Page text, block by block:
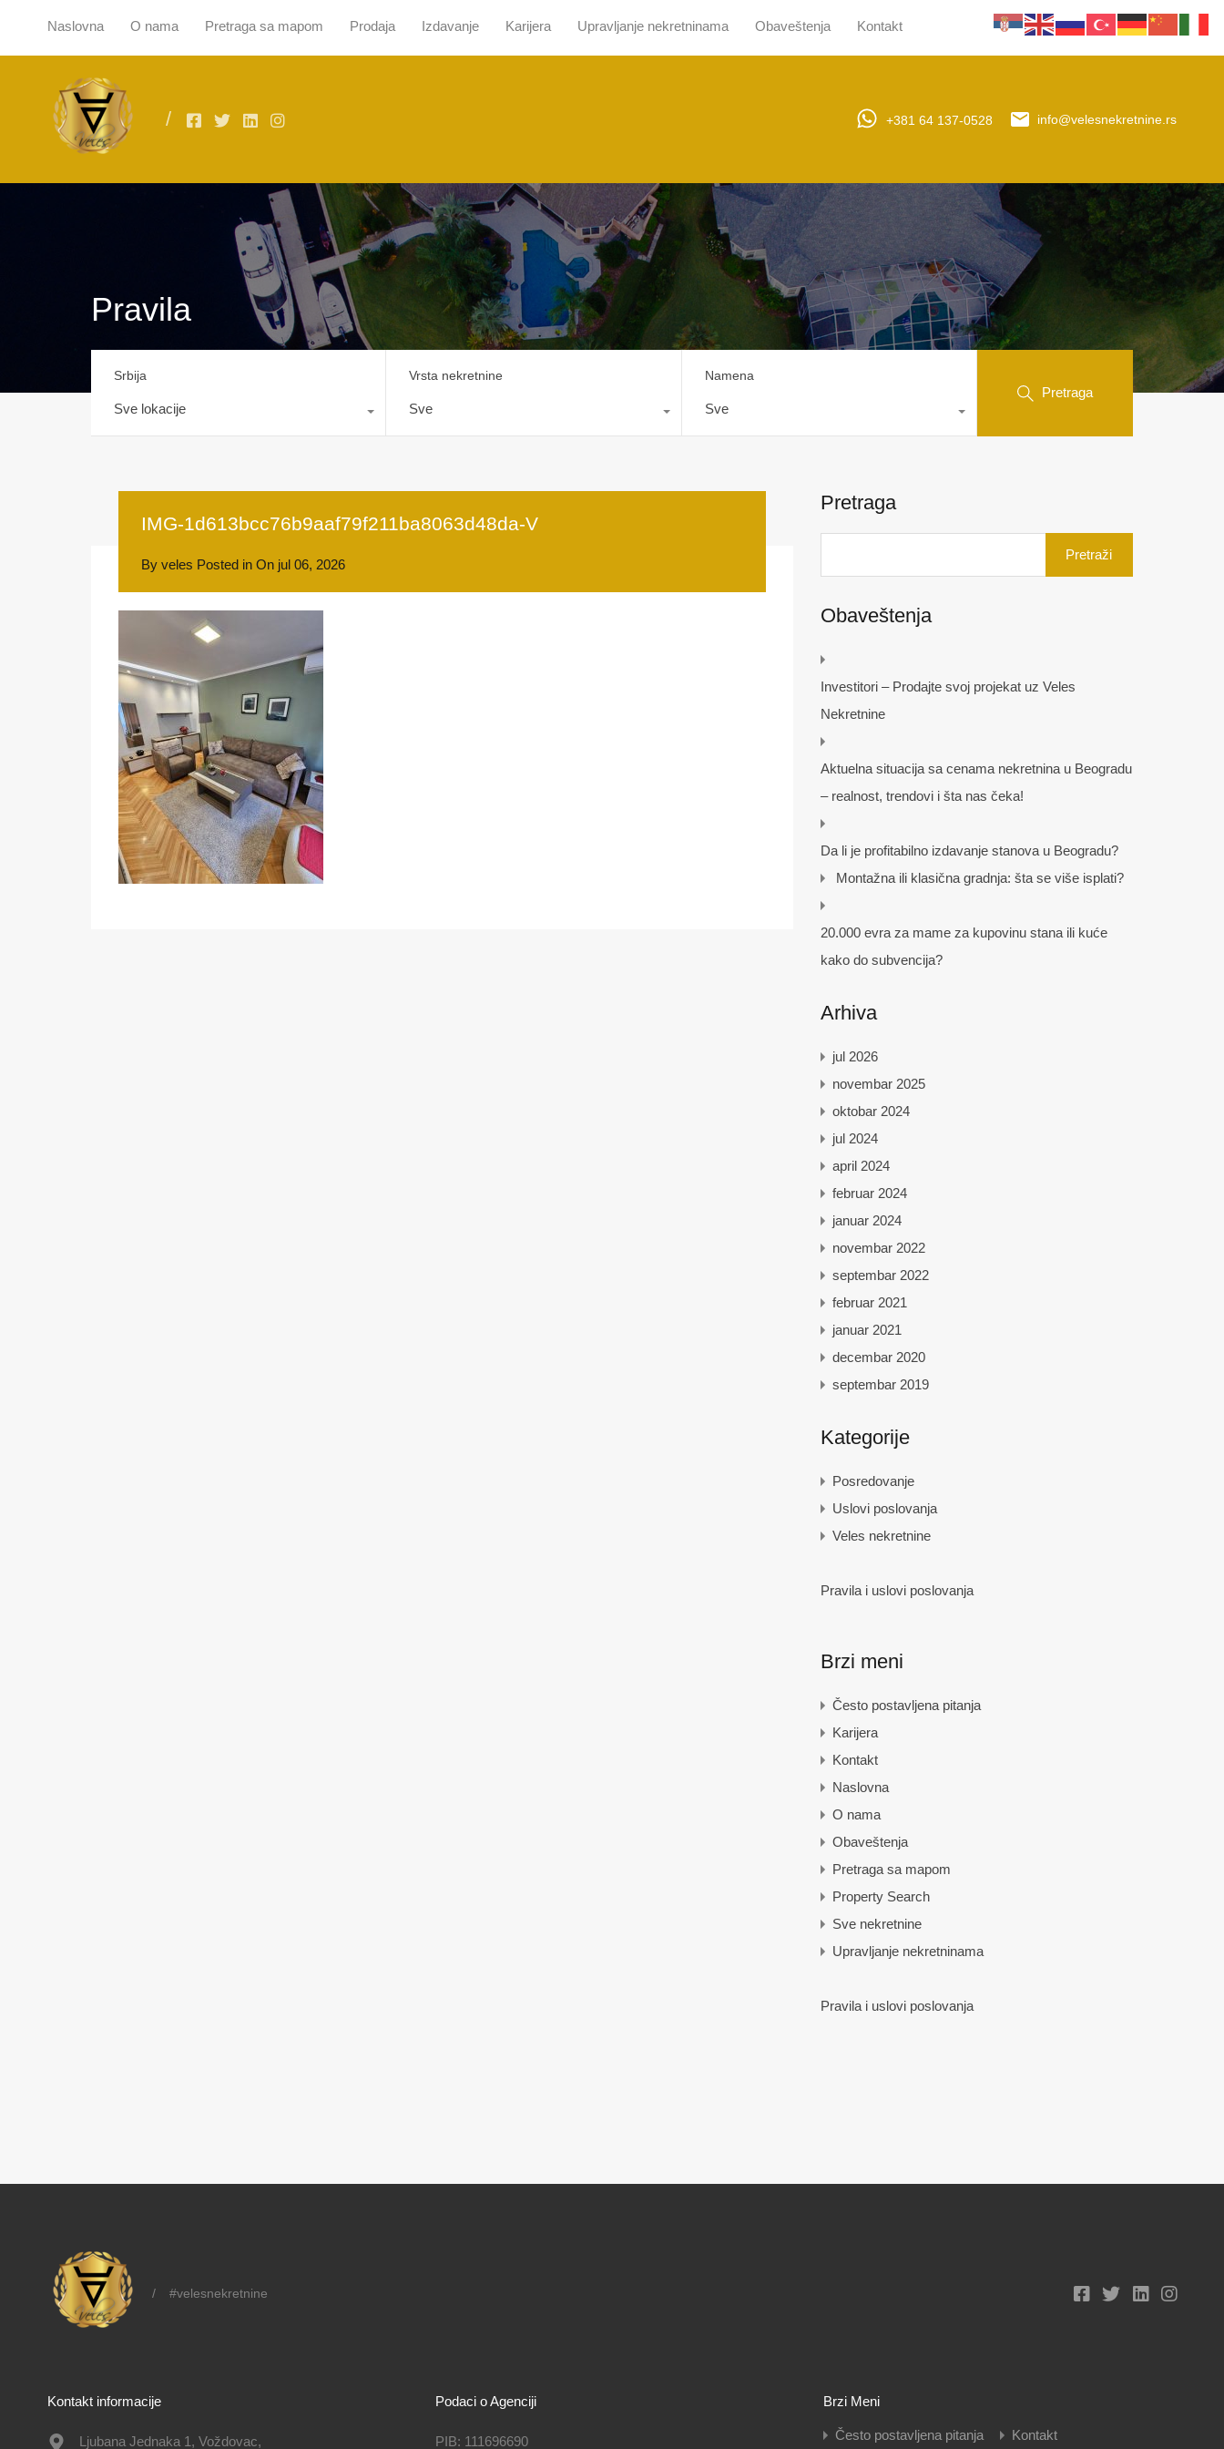
Naslovna O nama Pretraga sa mapom Prodaja Izdavanje Karijera Upravljanje nekretninama Obaveštenja Kontakt
Naslovna O nama Pretraga sa mapom Prodaja Izdavanje Karijera Upravljanje nekretninama Obaveštenja Kontakt
+381 64 137-0528 info@velesnekretnine.rs
Pravila
Srbija
Sve lokacije
Vrsta nekretnine
Sve
Namena
Sve
Pretraga
IMG-1d613bcc76b9aaf79f211ba8063d48da-V
By veles Posted in On jul 06, 2026
Pretraga
Obaveštenja
Investitori – Prodajte svoj projekat uz Veles
Nekretnine
Aktuelna situacija sa cenama nekretnina u Beogradu
– realnost, trendovi i šta nas čeka!
Da li je profitabilno izdavanje stanova u Beogradu?
Montažna ili klasična gradnja: šta se više isplati?
20.000 evra za mame za kupovinu stana ili kuće
kako do subvencija?
Arhiva
jul 2026
novembar 2025
oktobar 2024
jul 2024
april 2024
februar 2024
januar 2024
novembar 2022
septembar 2022
februar 2021
januar 2021
decembar 2020
septembar 2019
Kategorije
Posredovanje
Uslovi poslovanja
Veles nekretnine
Pravila i uslovi poslovanja
Brzi meni
Često postavljena pitanja
Karijera
Kontakt
Naslovna
O nama
Obaveštenja
Pretraga sa mapom
Property Search
Sve nekretnine
Upravljanje nekretninama
Pravila i uslovi poslovanja
/ #velesnekretnine
Kontakt informacije
Ljubana Jednaka 1, Voždovac,
Podaci o Agenciji
PIB: 111696690
Brzi Meni
Često postavljena pitanja Kontakt